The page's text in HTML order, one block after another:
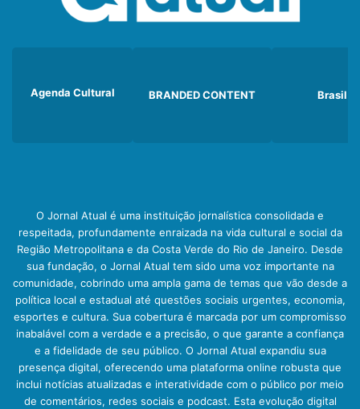
Agenda Cultural BRANDED CONTENT Brasil
O Jornal Atual é uma instituição jornalística consolidada e
respeitada, profundamente enraizada na vida cultural e social da
Região Metropolitana e da Costa Verde do Rio de Janeiro. Desde
sua fundação, o Jornal Atual tem sido uma voz importante na
comunidade, cobrindo uma ampla gama de temas que vão desde a
política local e estadual até questões sociais urgentes, economia,
esportes e cultura. Sua cobertura é marcada por um compromisso
inabalável com a verdade e a precisão, o que garante a confiança
e a fidelidade de seu público. O Jornal Atual expandiu sua
presença digital, oferecendo uma plataforma online robusta que
inclui notícias atualizadas e interatividade com o público por meio
de comentários, redes sociais e podcast. Esta evolução digital